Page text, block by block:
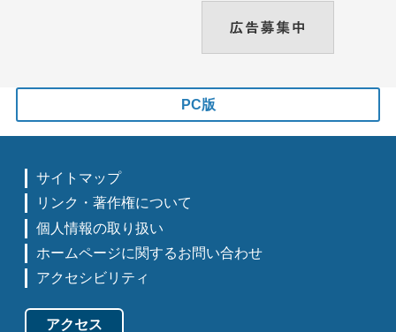
PC版
サイトマップ
リンク・著作権について
個人情報の取り扱い
ホームページに関するお問い合わせ
アクセシビリティ
アクセス